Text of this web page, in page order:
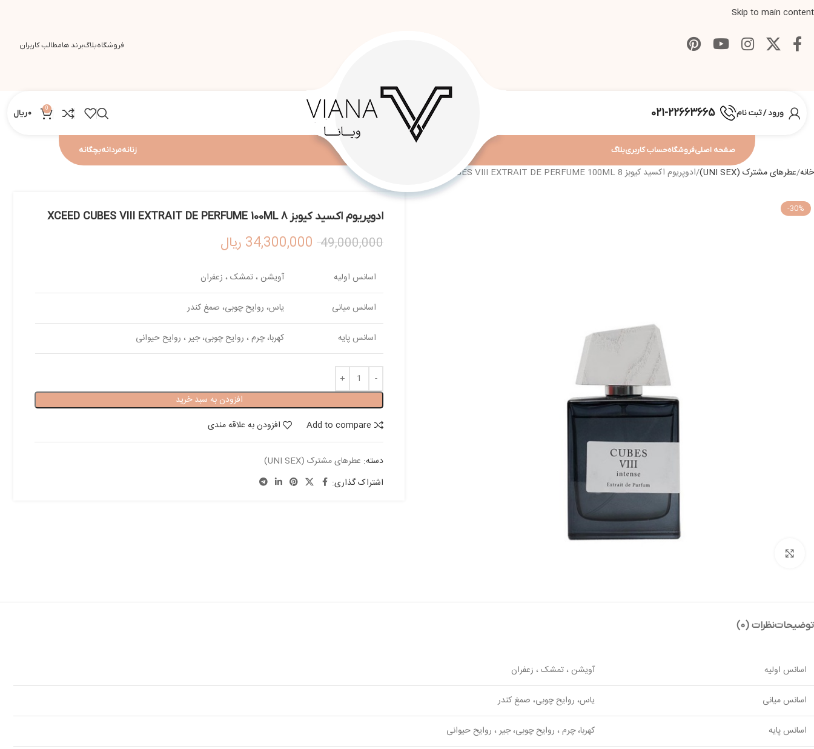
Skip to main content
فروشگاهبلاگبرند هامطالب کاربران
ورود / ثبت نام 021-22663665
0
0ریال
صفحه اصلیفروشگاهحساب کاربریبلاگ زنانهمردانهبچگانه
خانه عطرهای مشترک (UNI SEX) ادوپریوم اکسید کیوبز 8 XCEED CUBES VIII EXTRAIT DE PERFUME 100ML
-30%
ادوپریوم اکسید کیوبز 8 XCEED CUBES VIII EXTRAIT DE PERFUME 100ML
49,000,000
34,300,000 ریال
اسانس اولیه آویشن ، تمشک ، زعفران
اسانس میانی یاس، روایح چوبی، صمغ کندر
اسانس پایه کهربا، چرم ، روایح چوبی، جیر ، روایح حیوانی
افزودن به سبد خرید
Add to compare
افزودن به علاقه مندی
دسته: عطرهای مشترک (UNI SEX)
اشتراک گذاری:
توضیحاتنظرات (0)
اسانس اولیه آویشن ، تمشک ، زعفران
اسانس میانی یاس، روایح چوبی، صمغ کندر
اسانس پایه کهربا، چرم ، روایح چوبی، جیر ، روایح حیوانی